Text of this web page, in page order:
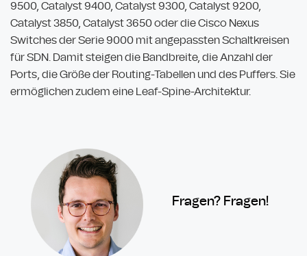
9500, Catalyst 9400, Catalyst 9300, Catalyst 9200,
Catalyst 3850, Catalyst 3650 oder die Cisco Nexus
Switches der Serie 9000 mit angepassten Schaltkreisen
für SDN. Damit steigen die Bandbreite, die Anzahl der
Ports, die Größe der Routing-Tabellen und des Puffers. Sie
ermöglichen zudem eine Leaf-Spine-Architektur.
Fragen? Fragen!